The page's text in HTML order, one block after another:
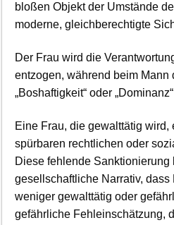
bloßen Objekt der Umstände
moderne, gleichberechtigte
Der Frau wird die
entzogen, während beim Mann
„Boshaftigkeit“ oder
Eine Frau, die gewalttätig wird,
spürbaren rechtlichen oder
Diese fehlende Sanktionierung
gesellschaftliche Narrativ, dass
weniger gewalttätig oder
gefährliche Fehleinschätzung,